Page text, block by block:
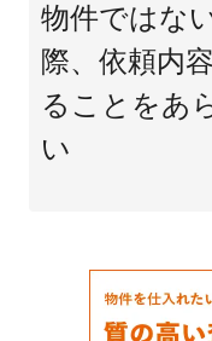
物件ではな
際、依頼内
ることをあ
い